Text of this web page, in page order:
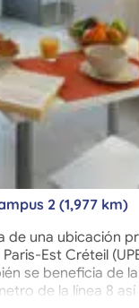
2 (1,977 km)
una ubicación
Est Créteil
se beneficia de
de la línea 8 así